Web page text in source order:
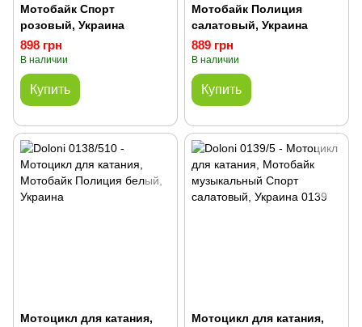
Мотобайк Спорт
розовый, Украина
898 грн
В наличии
Купить
Мотобайк Полиция
салатовый, Украина
889 грн
В наличии
Купить
Мотоцикл для катания,
Мотоцикл для катания,